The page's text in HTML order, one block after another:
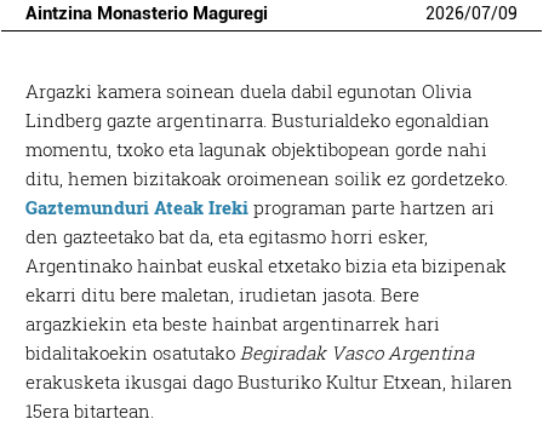
Aintzina Monasterio Maguregi 2026/07/09
Argazki kamera soinean duela dabil egunotan Olivia
Lindberg gazte argentinarra. Busturialdeko egonaldian
momentu, txoko eta lagunak objektibopean gorde nahi
ditu, hemen bizitakoak oroimenean soilik ez gordetzeko.
Gaztemunduri Ateak Ireki programan parte hartzen ari
den gazteetako bat da, eta egitasmo horri esker,
Argentinako hainbat euskal etxetako bizia eta bizipenak
ekarri ditu bere maletan, irudietan jasota. Bere
argazkiekin eta beste hainbat argentinarrek hari
bidalitakoekin osatutako Begiradak Vasco Argentina
erakusketa ikusgai dago Busturiko Kultur Etxean, hilaren
15era bitartean.